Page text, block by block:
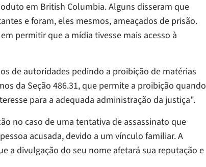
em British Columbia. Alguns disseram que
e foram, eles mesmos, ameaçados de prisão.
permitir que a mídia tivesse mais acesso à
de autoridades pedindo a proibição de matérias
da Seção 486.31, que permite a proibição quando
para a adequada administração da justiça".
no caso de uma tentativa de assassinato que
acusada, devido a um vínculo familiar. A
a divulgação do seu nome afetará sua reputação e